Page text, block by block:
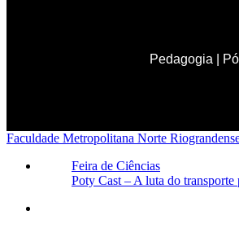
Pedagogia
Faculdade Metropolitana Norte
Feira de Ciências
Poty Cast – A luta do